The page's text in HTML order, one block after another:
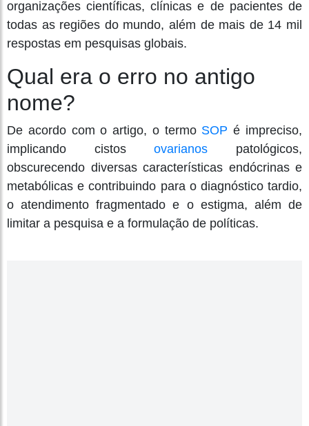
organizações científicas, clínicas e de pacientes de
todas as regiões do mundo, além de mais de 14 mil
respostas em pesquisas globais.
Qual era o erro no antigo
nome?
De acordo com o artigo, o termo SOP é impreciso,
implicando cistosovarianos patológicos,
obscurecendo diversas características endócrinas e
metabólicas e contribuindo para o diagnóstico tardio,
o atendimento fragmentado e o estigma, além de
limitar a pesquisa e a formulação de políticas.